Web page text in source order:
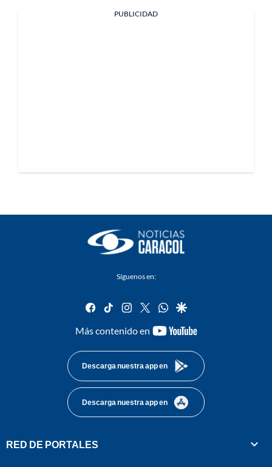
PUBLICIDAD
Síguenos en:
facebook
tiktok instagram
twitterwhatsapp
google
Más contenido en
youtube-
Descarga nuestra app en
Descarga nuestra app en
RED DE PORTALES